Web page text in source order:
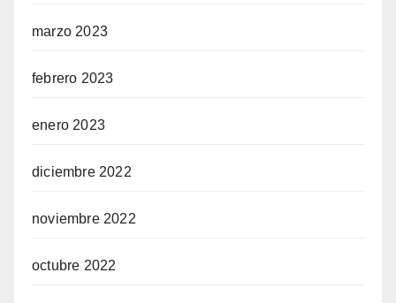
marzo 2023
febrero 2023
enero 2023
diciembre 2022
noviembre 2022
octubre 2022